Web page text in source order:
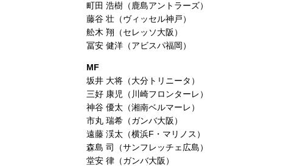
町田 浩樹（鹿島アントラーズ）
藤谷 壮（ヴィッセル神戸）
舩木 翔（セレッソ大阪）
冨安 健洋（アビスパ福岡）
MF
坂井 大将（大分トリニータ）
三好 康児（川崎フロンターレ）
神谷 優太（湘南ベルマーレ）
市丸 瑞希（ガンバ大阪）
遠藤 渓太（横浜F・マリノス）
森島 司（サンフレッチェ広島）
堂安 律（ガンバ大阪）